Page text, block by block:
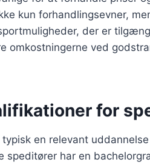
kun forhandlingsevner,
der er
omkostningerne ved
for
en relevant
speditører har en